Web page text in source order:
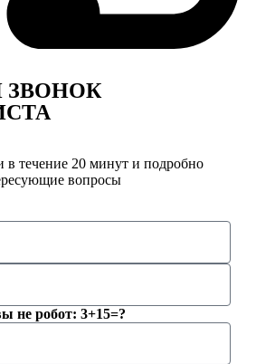
ЗВОНОК
течение 20 минут и подробно
вопросы
не робот: 3+15=?